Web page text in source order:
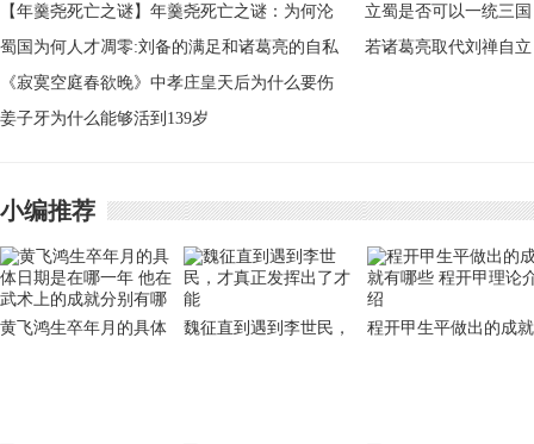
生子吗
【年羹尧死亡之谜】年羹尧死亡之谜：为何沦
落到家破人亡
蜀国为何人才凋零:刘备的满足和诸葛亮的自私
《寂寞空庭春欲晚》中孝庄皇天后为什么要伤
害自己的孙子
姜子牙为什么能够活到139岁
若诸葛亮取代刘禅自立
小编推荐
黄飞鸿生卒年月的具体
魏征直到遇到李世民，
程开甲生平做出的成就